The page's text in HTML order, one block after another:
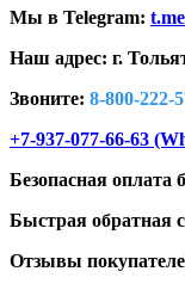
Мы в Telegram:
Наш адрес: г.
Звоните: 8-800-222-
+7-937-077-66-63
Безопасная оплата
Быстрая обратная
Отзывы